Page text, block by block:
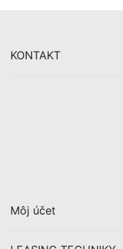
KONTAKT
Môj účet